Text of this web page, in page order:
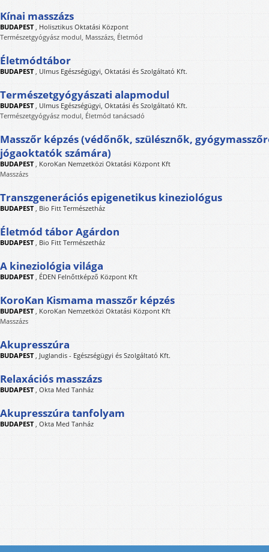
Kínai masszázs
BUDAPEST, Holisztikus Oktatási Központ
Természetgyógyász modul, Masszázs, Életmód
Életmódtábor
BUDAPEST, Ulmus Egészségügyi, Oktatási és Szolgáltató Kft.
Természetgyógyászati alapmodul
BUDAPEST, Ulmus Egészségügyi, Oktatási és Szolgáltató Kft.
Természetgyógyász modul, Életmód tanácsadó
Masszőr képzés (védőnők, szülésznők,
jógaoktatók számára)
BUDAPEST, KoroKan Nemzetközi Oktatási Központ Kft
Masszázs
Transzgenerációs epigenetikus kineziológus
BUDAPEST, Bio Fitt Természetház
Életmód tábor Agárdon
BUDAPEST, Bio Fitt Természetház
A kineziológia világa
BUDAPEST, ÉDEN Felnőttképző Központ Kft
KoroKan Kismama masszőr képzés
BUDAPEST, KoroKan Nemzetközi Oktatási Központ Kft
Masszázs
Akupresszúra
BUDAPEST, Juglandis - Egészségügyi és Szolgáltató Kft.
Relaxációs masszázs
BUDAPEST, Okta Med Tanház
Akupresszúra tanfolyam
BUDAPEST, Okta Med Tanház